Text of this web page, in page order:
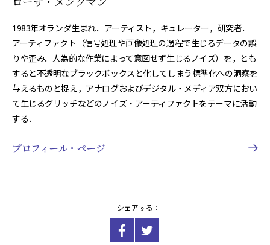
1983年オランダ生まれ．アーティスト，キュレーター，研究者．
アーティファクト（信号処理や画像処理の過程で生じるデータの誤
りや歪み．人為的な作業によって意図せず生じるノイズ）を，とも
すると不透明なブラックボックスと化してしまう標準化への洞察を
与えるものと捉え，アナログおよびデジタル・メディア双方におい
て生じるグリッチなどのノイズ・アーティファクトをテーマに活動
する．
プロフィール・ページ
シェアする：